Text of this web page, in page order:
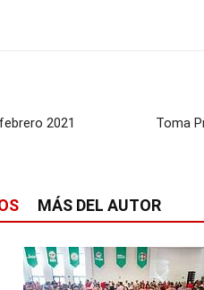
2021
Toma
MÁS DEL AUTOR